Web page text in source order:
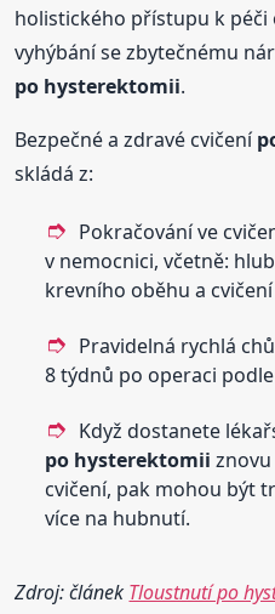
holistického přístupu k
vyhýbání se zbytečnému
po hysterektomii.
Bezpečné a zdravé cvičení
skládá z:
Pokračování ve
v nemocnici, včetně:
krevního oběhu a
Pravidelná rychlá
8 týdnů po operaci
Když dostanete
po hysterektomii
cvičení, pak mohou být
více na hubnutí.
Zdroj: článek Tloustnutí po